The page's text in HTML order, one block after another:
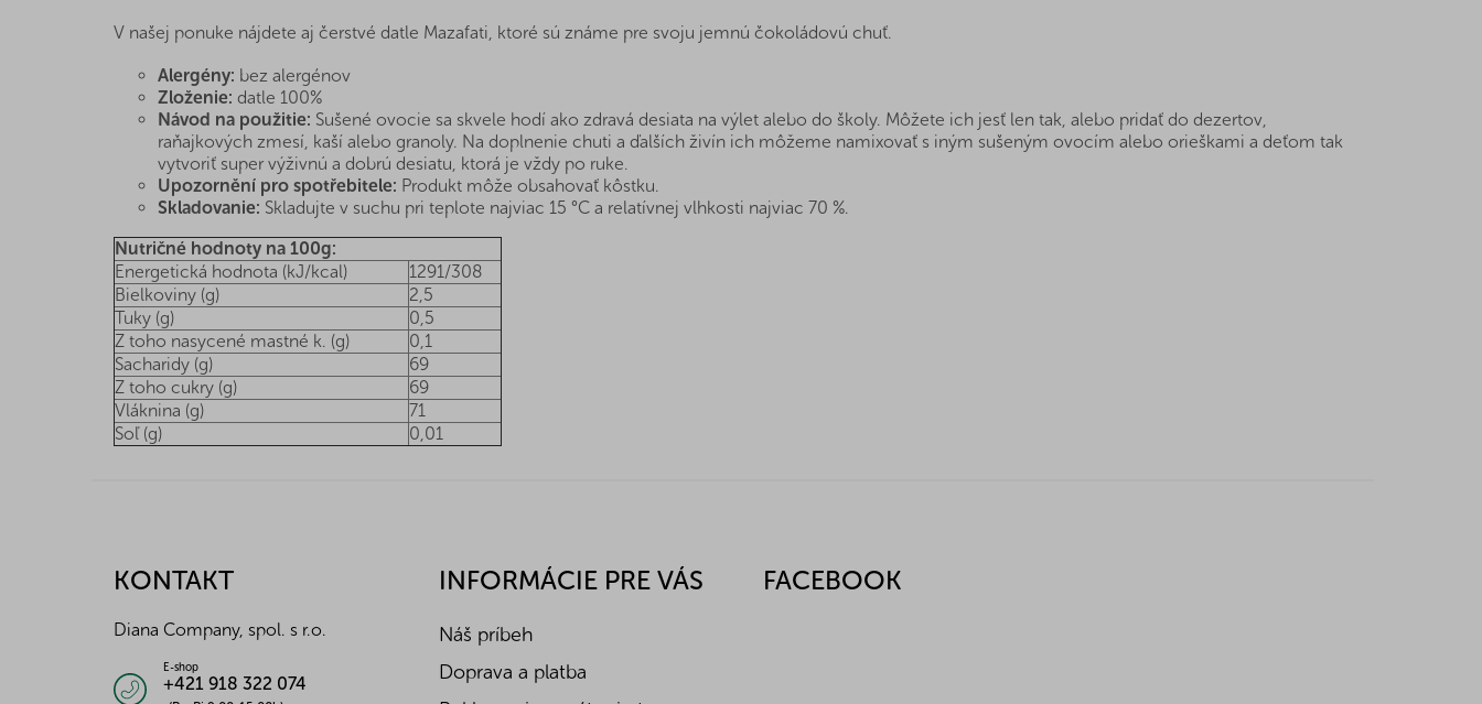
V našej ponuke nájdete aj čerstvé datle Mazafati, ktoré sú známe pre svoju jemnú čokoládovú chuť.
Alergény: bez alergénov
Zloženie: datle 100%
Návod na použitie: Sušené ovocie sa skvele hodí ako zdravá desiata na výlet alebo do školy. Môžete ich jesť len tak, alebo pridať do dezertov,
raňajkových zmesí, kaší alebo granoly. Na doplnenie chuti a ďalších živín ich môžeme namixovať s iným sušeným ovocím alebo orieškami a deťom tak
vytvoriť super výživnú a dobrú desiatu, ktorá je vždy po ruke.
Upozornění pro spotřebitele: Produkt môže obsahovať kôstku.
Skladovanie: Skladujte v suchu pri teplote najviac 15 °C a relatívnej vlhkosti najviac 70 %.
Nutričné hodnoty na 100g:
Energetická hodnota (kJ/kcal)
1291/308
Bielkoviny (g)
2,5
Tuky (g)
0,5
Z toho nasycené mastné k. (g)
0,1
Sacharidy (g)
69
Z toho cukry (g)
69
Vláknina (g)
71
Soľ (g)
0,01
KONTAKT
Diana Company, spol. s r.o.
E-shop
+421 918 322 074
INFORMÁCIE PRE VÁS
Náš príbeh
Doprava a platba
FACEBOOK